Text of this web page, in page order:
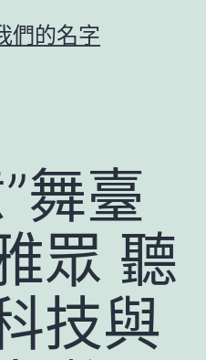
們的名字
舞臺
眾 聽
技與